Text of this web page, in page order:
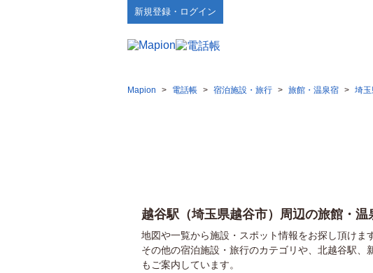
新規登録・ログイン
Mapion > 電話帳 > 宿泊施設・旅行 > 旅館・温泉宿 > 埼
越谷駅（埼玉県越谷市）周辺の旅館・温
地図や一覧から施設・スポット情報をお探し頂けま
その他の宿泊施設・旅行のカテゴリや、北越谷駅
もご案内しています。